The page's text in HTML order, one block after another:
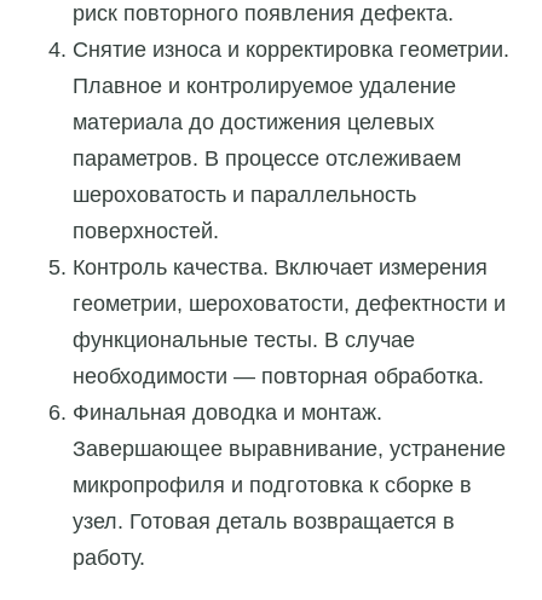
риск повторного появления дефекта.
Снятие износа и корректировка геометрии.
Плавное и контролируемое удаление
материала до достижения целевых
параметров. В процессе отслеживаем
шероховатость и параллельность
поверхностей.
Контроль качества. Включает измерения
геометрии, шероховатости, дефектности и
функциональные тесты. В случае
необходимости — повторная обработка.
Финальная доводка и монтаж.
Завершающее выравнивание, устранение
микропрофиля и подготовка к сборке в
узел. Готовая деталь возвращается в
работу.